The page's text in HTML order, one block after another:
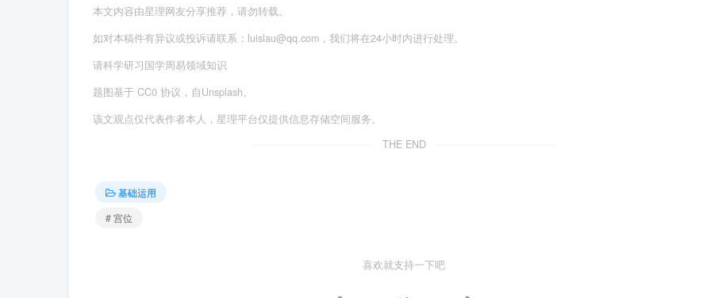
本文内容由星理网友分享推荐，请勿转载。
如对本稿件有异议或投诉请联系：luislau@qq.com，我们将在24小时内进行处理。
请科学研习国学周易领域知识
题图基于 CC0 协议，自Unsplash。
该文观点仅代表作者本人，星理平台仅提供信息存储空间服务。
THE END
基础运用
# 宫位
喜欢就支持一下吧